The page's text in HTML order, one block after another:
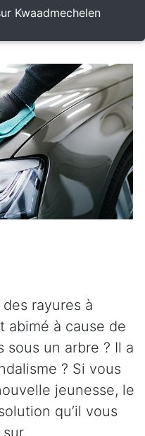
Kwaadmechelen
rayures à
abimé à cause de
un arbre ? Il a
? Si vous
jeunesse, le
qu’il vous